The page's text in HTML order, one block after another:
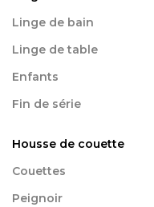
Linge de bain
Linge de table
Enfants
Fin de série
Housse de couette
Couettes
Peignoir